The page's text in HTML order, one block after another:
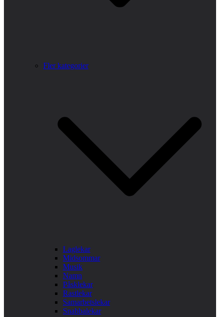
Fler kategorier
Laglekar
Midsommar
Musik
Namn
Påsklekar
Rastlekar
Samarbetslekar
Snabbalekar